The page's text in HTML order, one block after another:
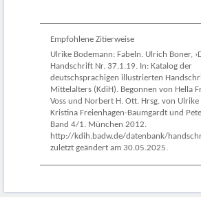
Empfohlene Zitierweise
Ulrike Bodemann: Fabeln. Ulrich Boner,
Handschrift Nr. 37.1.19. In: Katalog der
deutschsprachigen illustrierten
Mittelalters (KdiH). Begonnen von Hella
Voss und Norbert H. Ott. Hrsg. von Ulrike
Kristina Freienhagen-Baumgardt und
Band 4/1. München 2012.
http://kdih.badw.de/datenbank/
zuletzt geändert am 30.05.2025.